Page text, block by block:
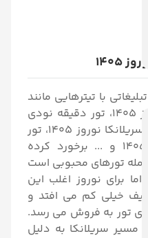
1405
با تیترهایی مانند
تور لحظه آخری سریلانکا نوروز 1405، تور دقیقه نودی
سریلانکا نوروز 1405، آفر تور سریلانکا نوروز 1405، تور
خیلی ارزان سریلانکا نوروز 1405 و ... برخورد کرده
تورهای محبوبی است
برای نوروز اغلب این
خیلی کم می افتد و
تور به فروش می رسد.
مسیر سریلانکا به دلیل